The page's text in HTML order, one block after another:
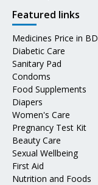
Featured links
Medicines Price in BD
Diabetic Care
Sanitary Pad
Condoms
Food Supplements
Diapers
Women's Care
Pregnancy Test Kit
Beauty Care
Sexual Wellbeing
First Aid
Nutrition and Foods